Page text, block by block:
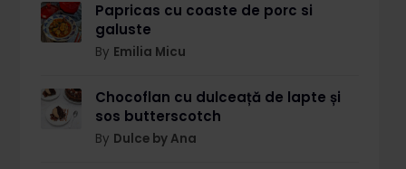
Papricas cu coaste de porc si
galuste
By Emilia Micu
Chocoflan cu dulceață de lapte și
sos butterscotch
By Dulce by Ana